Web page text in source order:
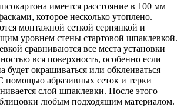
имеется расстояние в 100 мм
которое несколько утоплено.
монтажной сеткой серпянкой и
уровнем стены стартовой шпаклевкой.
сравниваются все места установки
вся поверхность, особенно если
будет окрашиваться или обклеиваться
помощью абразивных сеток и терки
слой шпаклевки. После этого
любым подходящим материалом.